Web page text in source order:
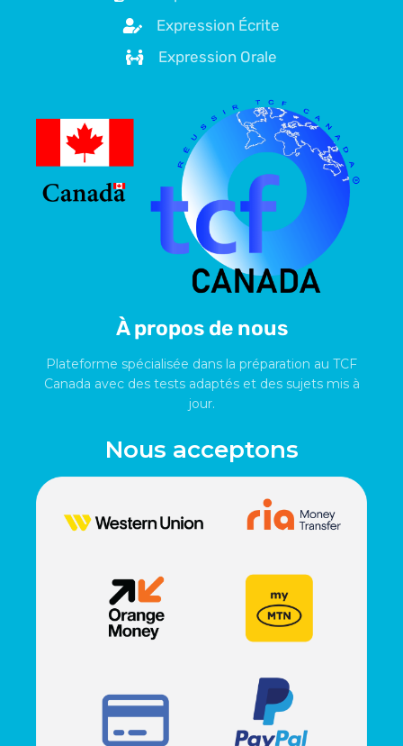
Expression Écrite
Expression Orale
À propos de nous
Plateforme spécialisée dans la préparation au TCF
Canada avec des tests adaptés et des sujets mis à
jour.
Nous acceptons